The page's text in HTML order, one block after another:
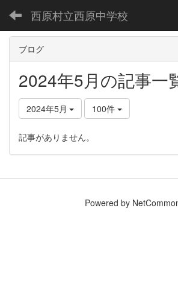
西原村立西原中学校
ブログ
2024年5月の記事一
2024年5月 100件
記事がありません。
Powered by